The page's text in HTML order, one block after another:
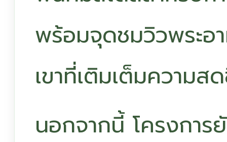
พร้อมจุดชมวิวพระอ
เขาที่เติมเต็มความส
นอกจากนี้ โครงการ